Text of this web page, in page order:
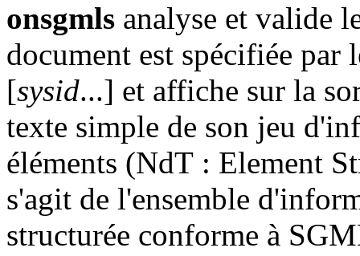
onsgmls analyse et valide
document est spécifiée par
[sysid...] et affiche sur la
texte simple de son jeu
éléments (NdT : Element
s'agit de l'ensemble
structurée conforme à